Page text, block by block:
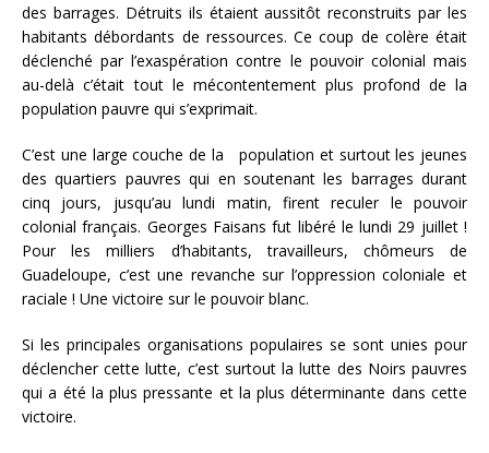
des barrages. Détruits ils étaient aussitôt reconstruits par les
habitants débordants de ressources. Ce coup de colère était
déclenché par l’exaspération contre le pouvoir colonial mais
au-delà c’était tout le mécontentement plus profond de la
population pauvre qui s’exprimait.
C’est une large couche de la population et surtout les jeunes
des quartiers pauvres qui en soutenant les barrages durant
cinq jours, jusqu’au lundi matin, firent reculer le pouvoir
colonial français. Georges Faisans fut libéré le lundi 29 juillet !
Pour les milliers d’habitants, travailleurs, chômeurs de
Guadeloupe, c’est une revanche sur l’oppression coloniale et
raciale ! Une victoire sur le pouvoir blanc.
Si les principales organisations populaires se sont unies pour
déclencher cette lutte, c’est surtout la lutte des Noirs pauvres
qui a été la plus pressante et la plus déterminante dans cette
victoire.